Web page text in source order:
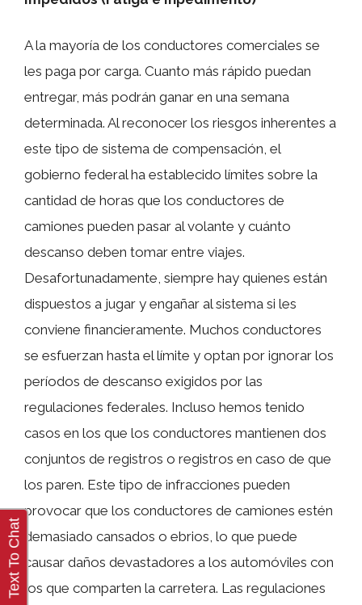
A la mayoría de los conductores comerciales se
les paga por carga. Cuanto más rápido puedan
entregar, más podrán ganar en una semana
determinada. Al reconocer los riesgos inherentes a
este tipo de sistema de compensación, el
gobierno federal ha establecido límites sobre la
cantidad de horas que los conductores de
camiones pueden pasar al volante y cuánto
descanso deben tomar entre viajes.
Desafortunadamente, siempre hay quienes están
dispuestos a jugar y engañar al sistema si les
conviene financieramente. Muchos conductores
se esfuerzan hasta el límite y optan por ignorar los
períodos de descanso exigidos por las
regulaciones federales. Incluso hemos tenido
casos en los que los conductores mantienen dos
conjuntos de registros o registros en caso de que
los paren. Este tipo de infracciones pueden
provocar que los conductores de camiones estén
demasiado cansados o ebrios, lo que puede
causar daños devastadores a los automóviles con
los que comparten la carretera. Las regulaciones